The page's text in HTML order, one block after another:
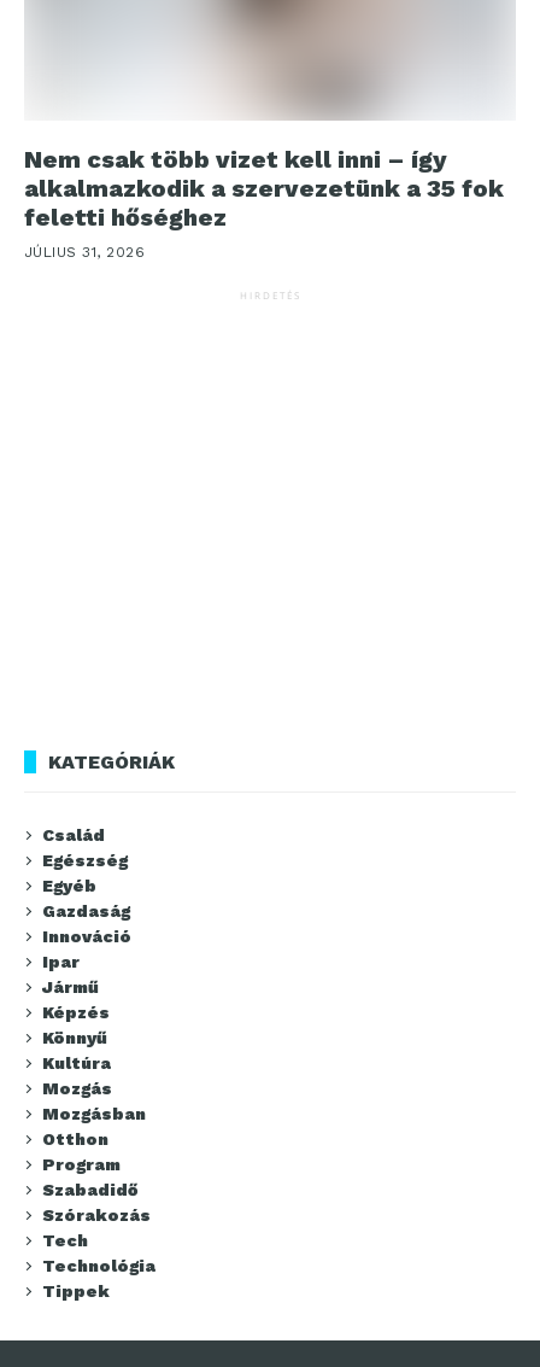
Nem csak több vizet kell inni – így
alkalmazkodik a szervezetünk a 35 fok
feletti hőséghez
JÚLIUS 31, 2026
HIRDETÉS
KATEGÓRIÁK
Család
Egészség
Egyéb
Gazdaság
Innováció
Ipar
Jármű
Képzés
Könnyű
Kultúra
Mozgás
Mozgásban
Otthon
Program
Szabadidő
Szórakozás
Tech
Technológia
Tippek